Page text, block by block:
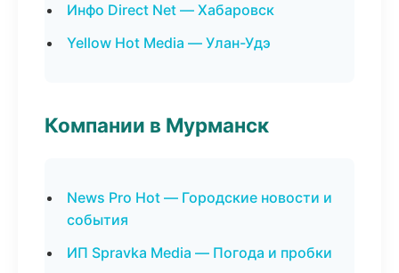
Инфо Direct Net — Хабаровск
Yellow Hot Media — Улан-Удэ
Компании в Мурманск
News Pro Hot — Городские новости и
события
ИП Spravka Media — Погода и пробки